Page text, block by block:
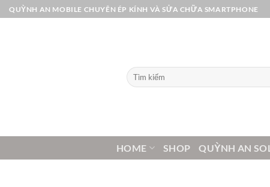
Bỏ
qua
QUỲNH AN MOBILE CHUYÊN ÉP KÍNH VÀ SỬA CHỮA SMARTPHONE
Tìm
kiếm:
HOME SHOP QUỲNH AN